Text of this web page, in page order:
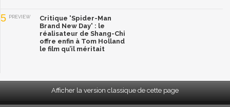
5 PREVIEW
Critique 'Spider-Man
Brand New Day' : le
réalisateur de Shang-Chi
offre enfin à Tom Holland
le film qu’il méritait
Afficher la version classique de cette page